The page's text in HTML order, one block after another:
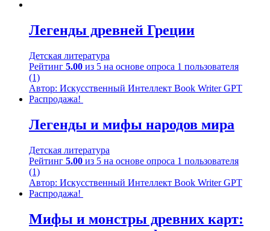
Легенды древней Греции
Детская литература
Рейтинг 5.00 из 5 на основе опроса 1 пользователя
(1)
Автор: Искусственный Интеллект Book Writer GPT
Распродажа!
Легенды и мифы народов мира
Детская литература
Рейтинг 5.00 из 5 на основе опроса 1 пользователя
(1)
Автор: Искусственный Интеллект Book Writer GPT
Распродажа!
Мифы и монстры древних карт: